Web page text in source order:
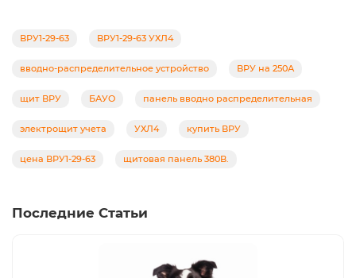
ВРУ1-29-63 ВРУ1-29-63 УХЛ4
вводно-распределительное устройство ВРУ на 250А
щит ВРУ БАУО панель вводно распределительная
электрощит учета УХЛ4 купить ВРУ
цена ВРУ1-29-63 щитовая панель 380В.
Последние Статьи